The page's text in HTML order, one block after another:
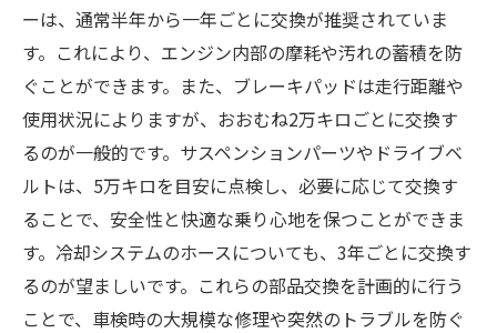
ーは、通常半年から一年ごとに交換が推奨されていま
す。これにより、エンジン内部の摩耗や汚れの蓄積を防
ぐことができます。また、ブレーキパッドは走行距離や
使用状況によりますが、おおむね2万キロごとに交換す
るのが一般的です。サスペンションパーツやドライブベ
ルトは、5万キロを目安に点検し、必要に応じて交換す
ることで、安全性と快適な乗り心地を保つことができま
す。冷却システムのホースについても、3年ごとに交換す
るのが望ましいです。これらの部品交換を計画的に行う
ことで、車検時の大規模な修理や突然のトラブルを防ぐ